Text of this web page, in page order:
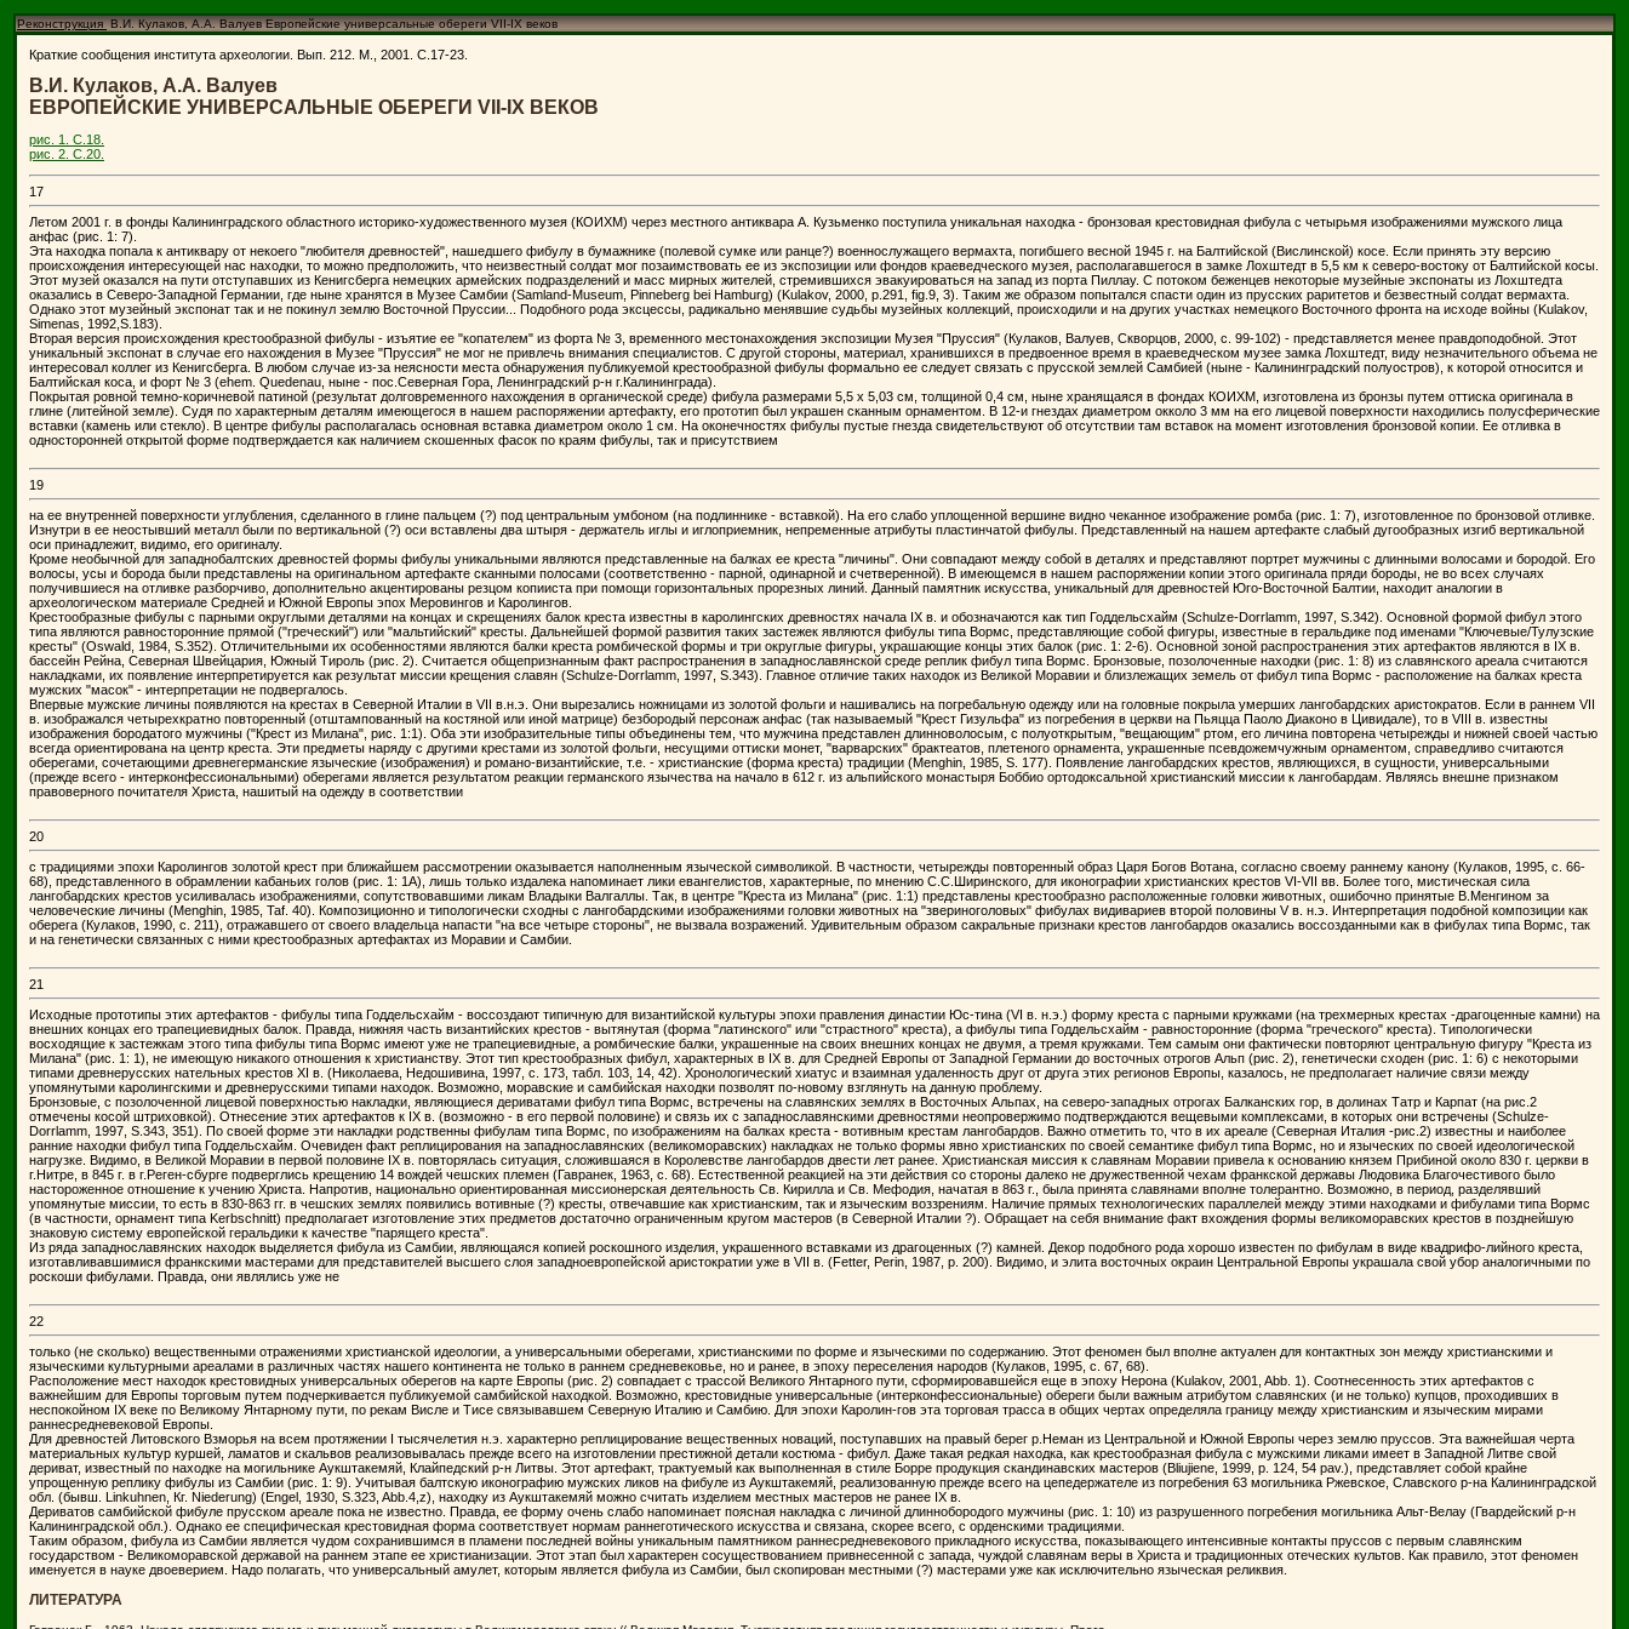
РеконструкцияВ.И. Кулаков, А.А. Валуев Европейские универсальные обереги VII-IX веков
Краткие сообщения института археологии. Вып. 212. М., 2001. С.17-23.
В.И. Кулаков, А.А. Валуев
ЕВРОПЕЙСКИЕ УНИВЕРСАЛЬНЫЕ ОБЕРЕГИ VII-IX ВЕКОВ
рис. 1. С.18.
рис. 2. С.20.
17
Летом 2001 г. в фонды Калининградского областного историко-художественного музея (КОИХМ) через местного антиквара А. Кузьменко поступила уникальная находка - бронзовая крестовидная фибула с четырьмя изображениями мужского лица
анфас (рис. 1: 7).
Эта находка попала к антиквару от некоего "любителя древностей", нашедшего фибулу в бумажнике (полевой сумке или ранце?) военнослужащего вермахта, погибшего весной 1945 г. на Балтийской (Вислинской) косе. Если принять эту версию
происхождения интересующей нас находки, то можно предположить, что неизвестный солдат мог позаимствовать ее из экспозиции или фондов краеведческого музея, располагавшегося в замке Лохштедт в 5,5 км к северо-востоку от Балтийской косы.
Этот музей оказался на пути отступавших из Кенигсберга немецких армейских подразделений и масс мирных жителей, стремившихся эвакуироваться на запад из порта Пиллау. С потоком беженцев некоторые музейные экспонаты из Лохштедта
оказались в Северо-Западной Германии, где ныне хранятся в Музее Самбии (Samland-Museum, Pinneberg bei Hamburg) (Kulakov, 2000, p.291, fig.9, 3). Таким же образом попытался спасти один из прусских раритетов и безвестный солдат вермахта.
Однако этот музейный экспонат так и не покинул землю Восточной Пруссии... Подобного рода эксцессы, радикально менявшие судьбы музейных коллекций, происходили и на других участках немецкого Восточного фронта на исходе войны (Kulakov,
Simenas, 1992,S.183).
Вторая версия происхождения крестообразной фибулы - изъятие ее "копателем" из форта № 3, временного местонахождения экспозиции Музея "Пруссия" (Кулаков, Валуев, Скворцов, 2000, с. 99-102) - представляется менее правдоподобной. Этот
уникальный экспонат в случае его нахождения в Музее "Пруссия" не мог не привлечь внимания специалистов. С другой стороны, материал, хранившихся в предвоенное время в краеведческом музее замка Лохштедт, виду незначительного объема не
интересовал коллег из Кенигсберга. В любом случае из-за неясности места обнаружения публикуемой крестообразной фибулы формально ее следует связать с прусской землей Самбией (ныне - Калининградский полуостров), к которой относится и
Балтийская коса, и форт № 3 (ehem. Quedenau, ныне - пос.Северная Гора, Ленинградский р-н г.Калининграда).
Покрытая ровной темно-коричневой патиной (результат долговременного нахождения в органической среде) фибула размерами 5,5 х 5,03 см, толщиной 0,4 см, ныне хранящаяся в фондах КОИХМ, изготовлена из бронзы путем оттиска оригинала в
глине (литейной земле). Судя по характерным деталям имеющегося в нашем распоряжении артефакту, его прототип был украшен сканным орнаментом. В 12-и гнездах диаметром окколо 3 мм на его лицевой поверхности находились полусферические
вставки (камень или стекло). В центре фибулы располагалась основная вставка диаметром около 1 см. На оконечностях фибулы пустые гнезда свидетельствуют об отсутствии там вставок на момент изготовления бронзовой копии. Ее отливка в
односторонней открытой форме подтверждается как наличием скошенных фасок по краям фибулы, так и присутствием
19
на ее внутренней поверхности углубления, сделанного в глине пальцем (?) под центральным умбоном (на подлиннике - вставкой). На его слабо уплощенной вершине видно чеканное изображение ромба (рис. 1: 7), изготовленное по бронзовой отливке.
Изнутри в ее неостывший металл были по вертикальной (?) оси вставлены два штыря - держатель иглы и иглоприемник, непременные атрибуты пластинчатой фибулы. Представленный на нашем артефакте слабый дугообразных изгиб вертикальной
оси принадлежит, видимо, его оригиналу.
Кроме необычной для западнобалтских древностей формы фибулы уникальными являются представленные на балках ее креста "личины". Они совпадают между собой в деталях и представляют портрет мужчины с длинными волосами и бородой. Его
волосы, усы и борода были представлены на оригинальном артефакте сканными полосами (соответственно - парной, одинарной и счетверенной). В имеющемся в нашем распоряжении копии этого оригинала пряди бороды, не во всех случаях
получившиеся на отливке разборчиво, дополнительно акцентированы резцом копииста при помощи горизонтальных прорезных линий. Данный памятник искусства, уникальный для древностей Юго-Восточной Балтии, находит аналогии в
археологическом материале Средней и Южной Европы эпох Меровингов и Каролингов.
Крестообразные фибулы с парными округлыми деталями на концах и скрещениях балок креста известны в каролингских древностях начала IX в. и обозначаются как тип Годдельсхайм (Schulze-Dorrlamm, 1997, S.342). Основной формой фибул этого
типа являются равносторонние прямой ("греческий") или "мальтийский" кресты. Дальнейшей формой развития таких застежек являются фибулы типа Вормс, представляющие собой фигуры, известные в геральдике под именами "Ключевые/Тулузские
кресты" (Oswald, 1984, S.352). Отличительными их особенностями являются балки креста ромбической формы и три округлые фигуры, украшающие концы этих балок (рис. 1: 2-6). Основной зоной распространения этих артефактов являются в IX в.
бассейн Рейна, Северная Швейцария, Южный Тироль (рис. 2). Считается общепризнанным факт распространения в западнославянской среде реплик фибул типа Вормс. Бронзовые, позолоченные находки (рис. 1: 8) из славянского ареала считаются
накладками, их появление интерпретируется как результат миссии крещения славян (Schulze-Dorrlamm, 1997, S.343). Главное отличие таких находок из Великой Моравии и близлежащих земель от фибул типа Вормс - расположение на балках креста
мужских "масок" - интерпретации не подвергалось.
Впервые мужские личины появляются на крестах в Северной Италии в VII в.н.э. Они вырезались ножницами из золотой фольги и нашивались на погребальную одежду или на головные покрыла умерших лангобардских аристократов. Если в раннем VII
в. изображался четырехкратно повторенный (отштампованный на костяной или иной матрице) безбородый персонаж анфас (так называемый "Крест Гизульфа" из погребения в церкви на Пьяцца Паоло Диаконо в Цивидале), то в VIII в. известны
изображения бородатого мужчины ("Крест из Милана", рис. 1:1). Оба эти изобразительные типы объединены тем, что мужчина представлен длинноволосым, с полуоткрытым, "вещающим" ртом, его личина повторена четырежды и нижней своей частью
всегда ориентирована на центр креста. Эти предметы наряду с другими крестами из золотой фольги, несущими оттиски монет, "варварских" брактеатов, плетеного орнамента, украшенные псевдожемчужным орнаментом, справедливо считаются
оберегами, сочетающими древнегерманские языческие (изображения) и романо-византийские, т.е. - христианские (форма креста) традиции (Menghin, 1985, S. 177). Появление лангобардских крестов, являющихся, в сущности, универсальными
(прежде всего - интерконфессиональными) оберегами является результатом реакции германского язычества на начало в 612 г. из альпийского монастыря Боббио ортодоксальной христианский миссии к лангобардам. Являясь внешне признаком
правоверного почитателя Христа, нашитый на одежду в соответствии
20
с традициями эпохи Каролингов золотой крест при ближайшем рассмотрении оказывается наполненным языческой символикой. В частности, четырежды повторенный образ Царя Богов Вотана, согласно своему раннему канону (Кулаков, 1995, с. 66-
68), представленного в обрамлении кабаньих голов (рис. 1: 1А), лишь только издалека напоминает лики евангелистов, характерные, по мнению С.С.Ширинского, для иконографии христианских крестов VI-VII вв. Более того, мистическая сила
лангобардских крестов усиливалась изображениями, сопутствовавшими ликам Владыки Валгаллы. Так, в центре "Креста из Милана" (рис. 1:1) представлены крестообразно расположенные головки животных, ошибочно принятые В.Менгином за
человеческие личины (Menghin, 1985, Taf. 40). Композиционно и типологически сходны с лангобардскими изображениями головки животных на "звериноголовых" фибулах видивариев второй половины V в. н.э. Интерпретация подобной композиции как
оберега (Кулаков, 1990, с. 211), отражавшего от своего владельца напасти "на все четыре стороны", не вызвала возражений. Удивительным образом сакральные признаки крестов лангобардов оказались воссозданными как в фибулах типа Вормс, так
и на генетически связанных с ними крестообразных артефактах из Моравии и Самбии.
21
Исходные прототипы этих артефактов - фибулы типа Годдельсхайм - воссоздают типичную для византийской культуры эпохи правления династии Юс-тина (VI в. н.э.) форму креста с парными кружками (на трехмерных крестах -драгоценные камни) на
внешних концах его трапециевидных балок. Правда, нижняя часть византийских крестов - вытянутая (форма "латинского" или "страстного" креста), а фибулы типа Годдельсхайм - равносторонние (форма "греческого" креста). Типологически
восходящие к застежкам этого типа фибулы типа Вормс имеют уже не трапециевидные, а ромбические балки, украшенные на своих внешних концах не двумя, а тремя кружками. Тем самым они фактически повторяют центральную фигуру "Креста из
Милана" (рис. 1: 1), не имеющую никакого отношения к христианству. Этот тип крестообразных фибул, характерных в IX в. для Средней Европы от Западной Германии до восточных отрогов Альп (рис. 2), генетически сходен (рис. 1: 6) с некоторыми
типами древнерусских нательных крестов XI в. (Николаева, Недошивина, 1997, с. 173, табл. 103, 14, 42). Хронологический хиатус и взаимная удаленность друг от друга этих регионов Европы, казалось, не предполагает наличие связи между
упомянутыми каролингскими и древнерусскими типами находок. Возможно, моравские и самбийская находки позволят по-новому взглянуть на данную проблему.
Бронзовые, с позолоченной лицевой поверхностью накладки, являющиеся дериватами фибул типа Вормс, встречены на славянских землях в Восточных Альпах, на северо-западных отрогах Балканских гор, в долинах Татр и Карпат (на рис.2
отмечены косой штриховкой). Отнесение этих артефактов к IX в. (возможно - в его первой половине) и связь их с западнославянскими древностями неопровержимо подтверждаются вещевыми комплексами, в которых они встречены (Schulze-
Dorrlamm, 1997, S.343, 351). По своей форме эти накладки родственны фибулам типа Вормс, по изображениям на балках креста - вотивным крестам лангобардов. Важно отметить то, что в их ареале (Северная Италия -рис.2) известны и наиболее
ранние находки фибул типа Годдельсхайм. Очевиден факт реплицирования на западнославянских (великоморавских) накладках не только формы явно христианских по своей семантике фибул типа Вормс, но и языческих по своей идеологической
нагрузке. Видимо, в Великой Моравии в первой половине IX в. повторялась ситуация, сложившаяся в Королевстве лангобардов двести лет ранее. Христианская миссия к славянам Моравии привела к основанию князем Прибиной около 830 г. церкви в
г.Нитре, в 845 г. в г.Реген-сбурге подверглись крещению 14 вождей чешских племен (Гавранек, 1963, с. 68). Естественной реакцией на эти действия со стороны далеко не дружественной чехам франкской державы Людовика Благочестивого было
настороженное отношение к учению Христа. Напротив, национально ориентированная миссионерская деятельность Св. Кирилла и Св. Мефодия, начатая в 863 г., была принята славянами вполне толерантно. Возможно, в период, разделявший
упомянутые миссии, то есть в 830-863 гг. в чешских землях появились вотивные (?) кресты, отвечавшие как христианским, так и языческим воззрениям. Наличие прямых технологических параллелей между этими находками и фибулами типа Вормс
(в частности, орнамент типа Kerbschnitt) предполагает изготовление этих предметов достаточно ограниченным кругом мастеров (в Северной Италии ?). Обращает на себя внимание факт вхождения формы великоморавских крестов в позднейшую
знаковую систему европейской геральдики к качестве "парящего креста".
Из ряда западнославянских находок выделяется фибула из Самбии, являющаяся копией роскошного изделия, украшенного вставками из драгоценных (?) камней. Декор подобного рода хорошо известен по фибулам в виде квадрифо-лийного креста,
изготавливавшимися франкскими мастерами для представителей высшего слоя западноевропейской аристократии уже в VII в. (Fetter, Perin, 1987, p. 200). Видимо, и элита восточных окраин Центральной Европы украшала свой убор аналогичными по
роскоши фибулами. Правда, они являлись уже не
22
только (не сколько) вещественными отражениями христианской идеологии, а универсальными оберегами, христианскими по форме и языческими по содержанию. Этот феномен был вполне актуален для контактных зон между христианскими и
языческими культурными ареалами в различных частях нашего континента не только в раннем средневековье, но и ранее, в эпоху переселения народов (Кулаков, 1995, с. 67, 68).
Расположение мест находок крестовидных универсальных оберегов на карте Европы (рис. 2) совпадает с трассой Великого Янтарного пути, сформировавшейся еще в эпоху Нерона (Kulakov, 2001, Abb. 1). Соотнесенность этих артефактов с
важнейшим для Европы торговым путем подчеркивается публикуемой самбийской находкой. Возможно, крестовидные универсальные (интерконфессиональные) обереги были важным атрибутом славянских (и не только) купцов, проходивших в
неспокойном IX веке по Великому Янтарному пути, по рекам Висле и Тисе связывавшем Северную Италию и Самбию. Для эпохи Каролин-гов эта торговая трасса в общих чертах определяла границу между христианским и языческим мирами
раннесредневековой Европы.
Для древностей Литовского Взморья на всем протяжении I тысячелетия н.э. характерно реплицирование вещественных новаций, поступавших на правый берег р.Неман из Центральной и Южной Европы через землю пруссов. Эта важнейшая черта
материальных культур куршей, ламатов и скальвов реализовывалась прежде всего на изготовлении престижной детали костюма - фибул. Даже такая редкая находка, как крестообразная фибула с мужскими ликами имеет в Западной Литве свой
дериват, известный по находке на могильнике Аукштакемяй, Клайпедский р-н Литвы. Этот артефакт, трактуемый как выполненная в стиле Борре продукция скандинавских мастеров (Bliujiene, 1999, р. 124, 54 pav.), представляет собой крайне
упрощенную реплику фибулы из Самбии (рис. 1: 9). Учитывая балтскую иконографию мужских ликов на фибуле из Аукштакемяй, реализованную прежде всего на цепедержателе из погребения 63 могильника Ржевское, Славского р-на Калининградской
обл. (бывш. Linkuhnen, Кг. Niederung) (Engel, 1930, S.323, Abb.4,z), находку из Аукштакемяй можно считать изделием местных мастеров не ранее IX в.
Дериватов самбийской фибуле прусском ареале пока не известно. Правда, ее форму очень слабо напоминает поясная накладка с личиной длиннобородого мужчины (рис. 1: 10) из разрушенного погребения могильника Альт-Велау (Гвардейский р-н
Калининградской обл.). Однако ее специфическая крестовидная форма соответствует нормам раннеготического искусства и связана, скорее всего, с орденскими традициями.
Таким образом, фибула из Самбии является чудом сохранившимся в пламени последней войны уникальным памятником раннесредневекового прикладного искусства, показывающего интенсивные контакты пруссов с первым славянским
государством - Великоморавской державой на раннем этапе ее христианизации. Этот этап был характерен сосуществованием привнесенной с запада, чуждой славянам веры в Христа и традиционных отеческих культов. Как правило, этот феномен
именуется в науке двоеверием. Надо полагать, что универсальный амулет, которым является фибула из Самбии, был скопирован местными (?) мастерами уже как исключительно языческая реликвия.
ЛИТЕРАТУРА